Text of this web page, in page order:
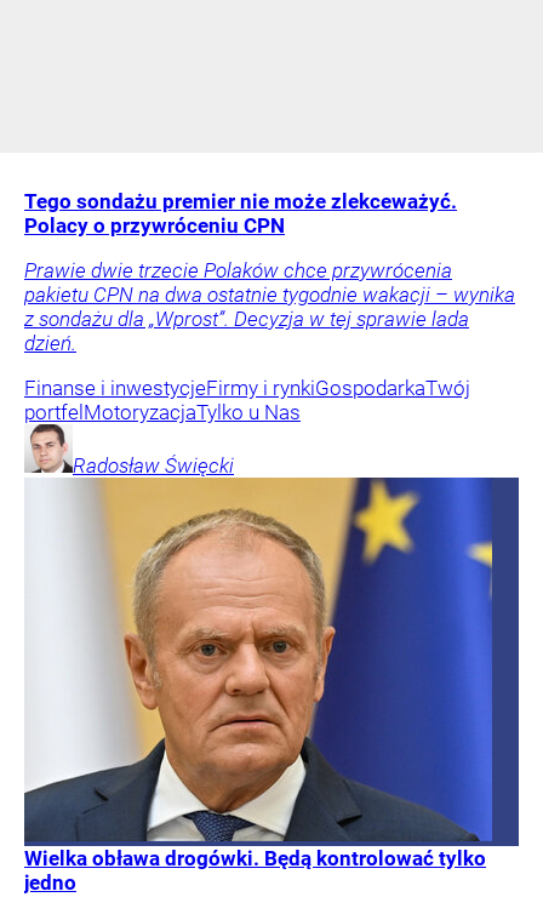
Tego sondażu premier nie może zlekceważyć.
Polacy o przywróceniu CPN
Prawie dwie trzecie Polaków chce przywrócenia
pakietu CPN na dwa ostatnie tygodnie wakacji – wynika
z sondażu dla „Wprost”. Decyzja w tej sprawie lada
dzień.
Finanse i inwestycjeFirmy i rynkiGospodarkaTwój
portfel MotoryzacjaTylko u Nas
Radosław Święcki
Wielka obława drogówki. Będą kontrolować tylko
jedno